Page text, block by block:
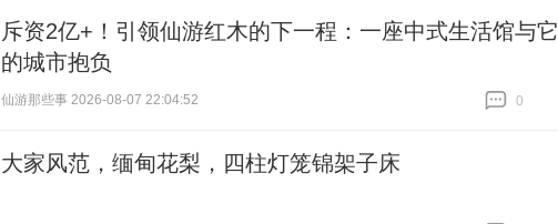
斥资2亿+！引领仙游红木的下一程：一座中式生活馆与它
的城市抱负
仙游那些事 2026-08-07 22:04:52
0
大家风范，缅甸花梨，四柱灯笼锦架子床